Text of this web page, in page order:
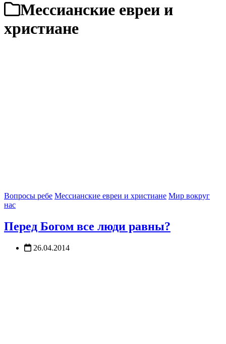
Мессианские евреи и
христиане
Вопросы ребе Мессианские евреи и христиане Мир вокруг
нас
Перед Богом все люди равны?
26.04.2014